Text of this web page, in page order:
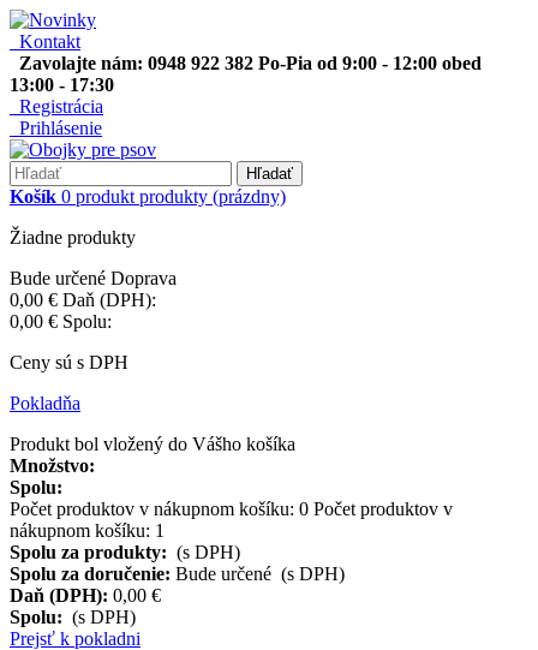
Kontakt
Zavolajte nám: 0948 922 382 Po-Pia od 9:00 - 12:00 obed
13:00 - 17:30
Registrácia
Prihlásenie
Hľadať
Košík 0 produkt produkty (prázdny)
Žiadne produkty
Bude určené Doprava
0,00 € Daň (DPH):
0,00 € Spolu:
Ceny sú s DPH
Pokladňa
Produkt bol vložený do Vášho košíka
Množstvo:
Spolu:
Počet produktov v nákupnom košíku: 0 Počet produktov v
nákupnom košíku: 1
Spolu za produkty: (s DPH)
Spolu za doručenie: Bude určené (s DPH)
Daň (DPH): 0,00 €
Spolu: (s DPH)
Prejsť k pokladni